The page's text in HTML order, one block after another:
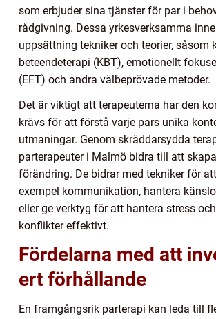
som erbjuder sina tjänster för par i
rådgivning. Dessa yrkesverksamma
uppsättning tekniker och teorier, såsom
beteendeterapi (KBT), emotionellt
(EFT) och andra välbeprövade metoder.
Det är viktigt att terapeuterna har den
krävs för att förstå varje pars unika
utmaningar. Genom skräddarsydda
parterapeuter i Malmö bidra till att
förändring. De bidrar med tekniker för
exempel kommunikation, hantera
eller ge verktyg för att hantera stress
konflikter effektivt.
Fördelarna med att
ert förhållande
En framgångsrik parterapi kan leda till